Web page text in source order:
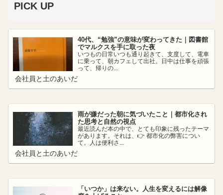
PICK UP
40代、“勉強”の意味が変わってきた｜図書館
でマルクスを手に取った夜
いつもの日常いつも通り起きて、支度して、電車
に乗って、朝カフェして出社。日中は仕事を頑張
って、帰りの...
会社員と土のあいだ
雨が嫌だった朝に気づいたこと｜都市化され
た思考と自然の視点
最近読んだ本の中で、とても印象に残ったテーマ
があります。それは、👉 都市化の弊害につい
て。人は便利さ...
会社員と土のあいだ
「いつか」は来ない。人生を変えるには解像